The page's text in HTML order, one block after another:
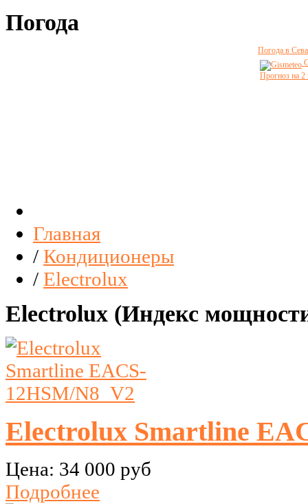
Погода
Погода в
Прогноз на 2
Главная
/ Кондиционеры
/ Electrolux
Electrolux (Индекс
Electrolux Smartline
Цена: 34 000 руб
Подробнее